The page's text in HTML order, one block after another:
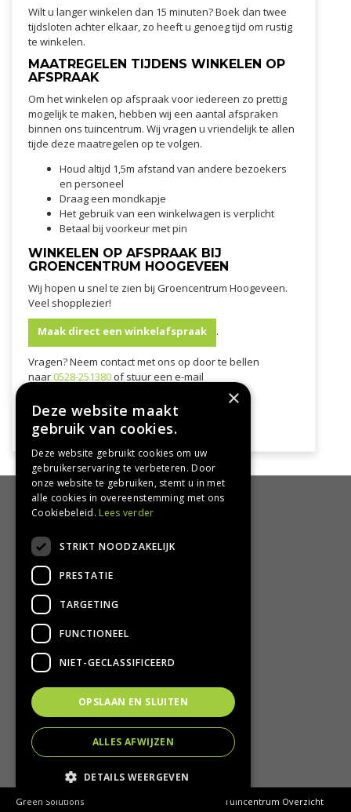
Wilt u langer winkelen dan 15 minuten? Boek dan twee
tijdsloten achter elkaar, zo heeft u genoeg tijd om rustig
te winkelen.
MAATREGELEN TIJDENS WINKELEN OP
AFSPRAAK
Om het winkelen op afspraak voor iedereen zo prettig
mogelijk te maken, hebben wij een aantal afspraken
binnen ons tuincentrum. Wij vragen u vriendelijk te allen
tijde deze maatregelen op te volgen.
Houd altijd 1,5m afstand van andere bezoekers
en personeel
Draag een mondkapje
Het gebruik van een winkelwagen is verplicht
Betaal bij voorkeur met pin
WINKELEN OP AFSPRAAK BIJ
GROENCENTRUM HOOGEVEEN
Wij hopen u snel te zien bij Groencentrum Hoogeveen.
Veel shopplezier!
Maak direct een winkelafspraak
.
Vragen? Neem contact met ons op door te bellen
naar0528-251380of stuur een e-mail
Bel ons tuincentrum
HANDIG
Bezorgen en afhalen
Retourbeleid
Algemene voorwaarden
Privacy Policy
Privacy statement
CONTACT
Groencentrum Hoogeveen
Nijstad 11
7909 HS Hoogeveen
0528-251380
info@groencentrumhoogeveen.nl
Green Solutions Tuincentrum Overzicht
×
Deze website maakt
gebruik van cookies.
Deze website gebruikt cookies om uw
gebruikerservaring te verbeteren. Door
onze website te gebruiken, stemt u in met
alle cookies in overeenstemming met ons
Cookiebeleid. Lees verder
STRIKT NOODZAKELIJK
PRESTATIE
TARGETING
FUNCTIONEEL
NIET-GECLASSIFICEERD
OPSLAAN EN SLUITEN
ALLES AFWIJZEN
DETAILS WEERGEVEN